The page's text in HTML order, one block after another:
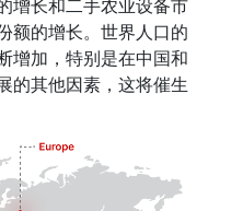
增长和二手农业设备市
额的增长。世界人口的
增加，特别是在中国和
的其他因素，这将催生